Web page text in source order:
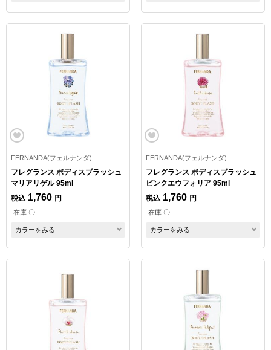
FERNANDA(フェルナンダ)
フレグランス ボディスプラッシュ
マリアリゲル 95ml
税込 1,760 円
在庫 〇
カラーをみる
FERNANDA(フェルナンダ)
フレグランス ボディスプラッシュ
ピンクエウフォリア 95ml
税込 1,760 円
在庫 〇
カラーをみる